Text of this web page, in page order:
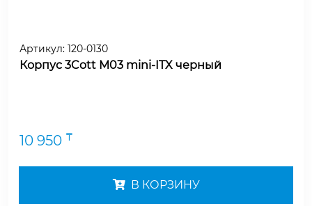
Артикул: 120-0130
Корпус 3Cott M03 mini-ITX черный
10 950 ₸
В КОРЗИНУ